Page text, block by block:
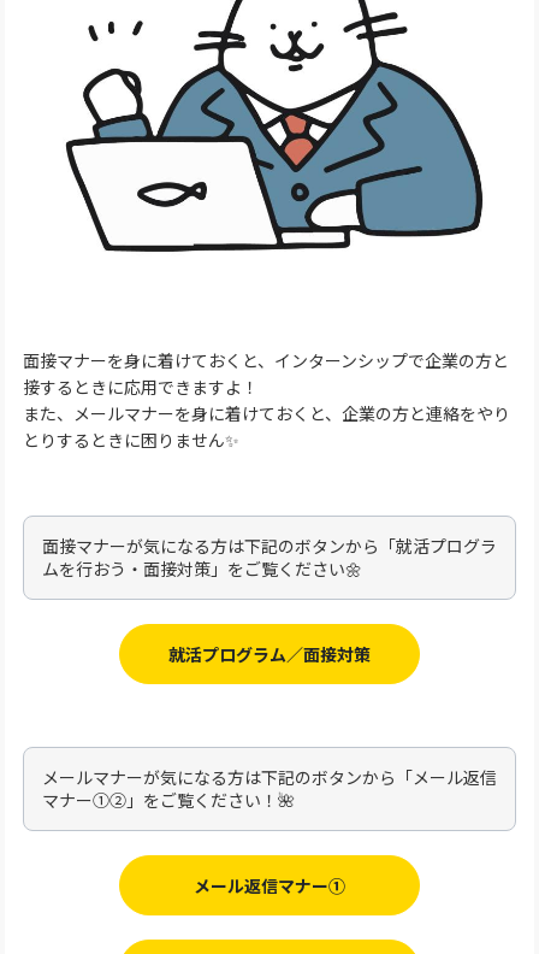
面接マナーを身に着けておくと、インターンシップで企業の方と
接するときに応用できますよ！
また、メールマナーを身に着けておくと、企業の方と連絡をやり
とりするときに困りません✨
面接マナーが気になる方は下記のボタンから「就活プログラ
ムを行おう・面接対策」をご覧ください🌼
就活プログラム／面接対策
メールマナーが気になる方は下記のボタンから「メール返信
マナー①②」をご覧ください！🌺
メール返信マナー①